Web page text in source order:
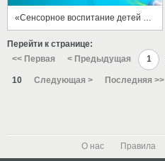
«Сенсорное воспитание детей через дидактические игры, детей младшего возраста»
Перейти к странице:
<< Первая
< Предыдущая 1
10 Следующая > Последняя >>
О нас Правила